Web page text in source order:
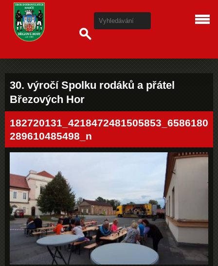
30. výročí Spolku rodáků a přátel
Březových Hor
182720131_4218472481505853_6586180
289610485498_n